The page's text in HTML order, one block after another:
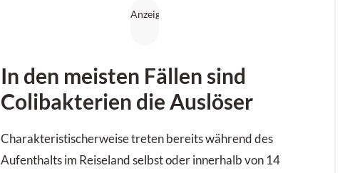
In den meisten Fällen sind
Colibakterien die Auslöser
Charakteristischerweise treten bereits während des
Aufenthalts im Reiseland selbst oder innerhalb von 14